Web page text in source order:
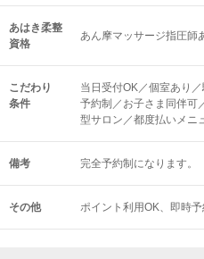
あはき柔整
資格
あん摩マッサージ指圧師
こだわり
条件
当日受付OK／個室あり
予約制／お子さま同伴可
型サロン／都度払いメニ
備考 完全予約制になります。
その他 ポイント利用OK 即時